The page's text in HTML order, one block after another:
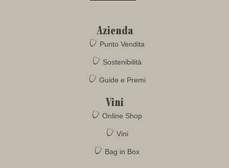
Azienda
Punto Vendita
Sostenibilità
Guide e Premi
Vini
Online Shop
Vini
Bag in Box